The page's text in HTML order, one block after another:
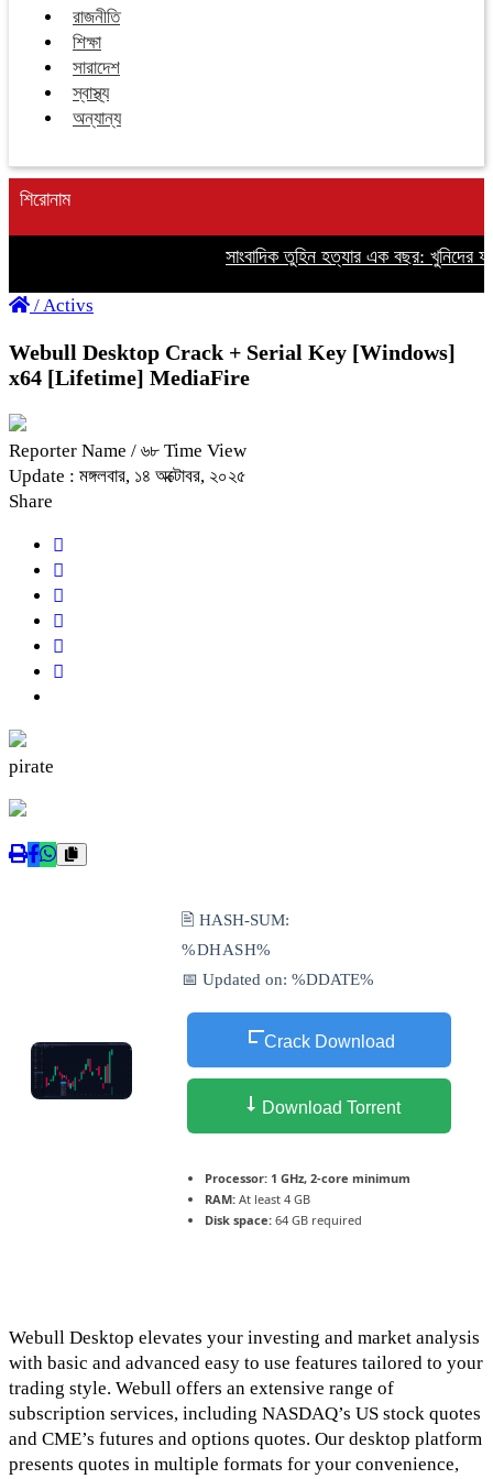
রাজনীতি
শিক্ষা
সারাদেশ
স্বাস্থ্য
অন্যান্য
শিরোনাম
সাংবাদিক তুহিন হত্যার এক বছর: খুনিদের
/Activs
Webull Desktop Crack + Serial Key [Windows]
x64 [Lifetime] MediaFire
Reporter Name / ৬৮ Time View
Update : মঙ্গলবার, ১৪ অক্টোবর, ২০২৫
Share
pirate
🖹 HASH-SUM:
%DHASH%
📅 Updated on: %DDATE%
Crack Download
Download Torrent
Processor: 1 GHz, 2-core minimum
RAM: At least 4 GB
Disk space: 64 GB required
Webull Desktop elevates your investing and market analysis
with basic and advanced easy to use features tailored to your
trading style. Webull offers an extensive range of
subscription services, including NASDAQ’s US stock quotes
and CME’s futures and options quotes. Our desktop platform
presents quotes in multiple formats for your convenience,